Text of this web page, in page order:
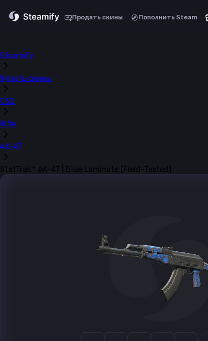
Продать скины Пополнить Steam
Steamify
Купить скины
CS2
Rifle
AK-47
StatTrak™ AK-47 | Blue Laminate (Field-Tested)